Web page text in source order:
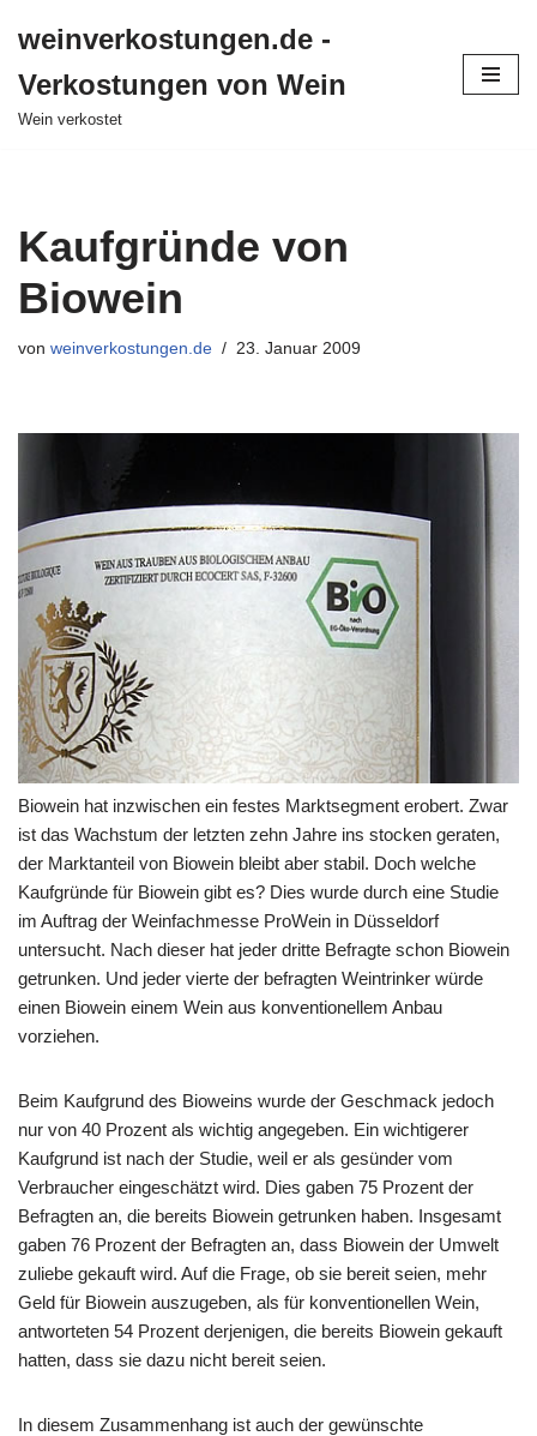
Inhalt
springen
weinverkostungen.de -
Verkostungen von Wein
Wein verkostet
Kaufgründe von
Biowein
von weinverkostungen.de 23. Januar 2009
Biowein hat inzwischen ein festes Marktsegment erobert. Zwar
ist das Wachstum der letzten zehn Jahre ins stocken geraten,
der Marktanteil von Biowein bleibt aber stabil. Doch welche
Kaufgründe für Biowein gibt es? Dies wurde durch eine Studie
im Auftrag der Weinfachmesse ProWein in Düsseldorf
untersucht. Nach dieser hat jeder dritte Befragte schon Biowein
getrunken. Und jeder vierte der befragten Weintrinker würde
einen Biowein einem Wein aus konventionellem Anbau
vorziehen.
Beim Kaufgrund des Bioweins wurde der Geschmack jedoch
nur von 40 Prozent als wichtig angegeben. Ein wichtigerer
Kaufgrund ist nach der Studie, weil er als gesünder vom
Verbraucher eingeschätzt wird. Dies gaben 75 Prozent der
Befragten an, die bereits Biowein getrunken haben. Insgesamt
gaben 76 Prozent der Befragten an, dass Biowein der Umwelt
zuliebe gekauft wird. Auf die Frage, ob sie bereit seien, mehr
Geld für Biowein auszugeben, als für konventionellen Wein,
antworteten 54 Prozent derjenigen, die bereits Biowein gekauft
hatten, dass sie dazu nicht bereit seien.
In diesem Zusammenhang ist auch der gewünschte